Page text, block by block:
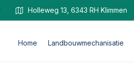
Holleweg 13, 6343 RH Klimmen
Home Landbouwmechanisatie